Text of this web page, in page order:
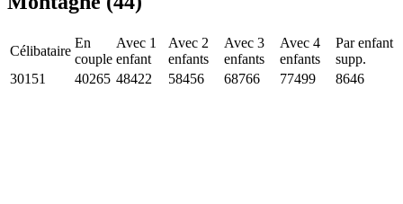
Célibataire
En
couple
Avec 1
enfant
Avec 2
enfants
Avec 3
enfants
Avec 4
enfants
Par enfant
supp.
30151
40265 48422 58456 68766 77499 8646